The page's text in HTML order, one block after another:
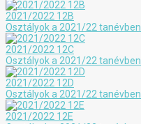
2021/2022 12B
Osztályok a 2021/22 tanévben
2021/2022 12C
Osztályok a 2021/22 tanévben
2021/2022 12D
Osztályok a 2021/22 tanévben
2021/2022 12E